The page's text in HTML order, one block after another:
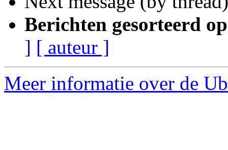
Berichten gesorteerd
] [ auteur ]
Meer informatie over de